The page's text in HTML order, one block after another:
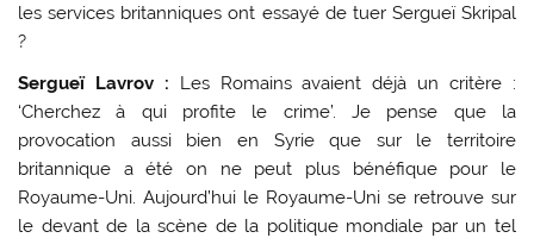
les services britanniques ont essayé de tuer Sergueï Skripal
?
Sergueï Lavrov : Les Romains avaient déjà un critère :
‘Cherchez à qui profite le crime’. Je pense que la
provocation aussi bien en Syrie que sur le territoire
britannique a été on ne peut plus bénéfique pour le
Royaume-Uni. Aujourd’hui le Royaume-Uni se retrouve sur
le devant de la scène de la politique mondiale par un tel